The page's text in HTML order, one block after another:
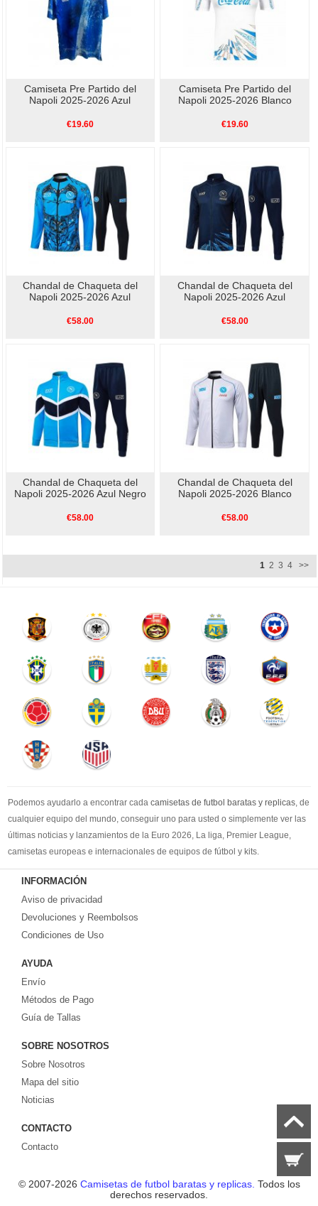
Camiseta Pre Partido del
Napoli 2025-2026 Azul
€19.60
Camiseta Pre Partido del
Napoli 2025-2026 Blanco
€19.60
Chandal de Chaqueta del
Napoli 2025-2026 Azul
€58.00
Chandal de Chaqueta del
Napoli 2025-2026 Azul
€58.00
Chandal de Chaqueta del
Napoli 2025-2026 Azul Negro
€58.00
Chandal de Chaqueta del
Napoli 2025-2026 Blanco
€58.00
1 2 3 4 >>
Podemos ayudarlo a encontrar cada camisetas de futbol baratas y replicas, de
cualquier equipo del mundo, conseguir uno para usted o simplemente ver las
últimas noticias y lanzamientos de la Euro 2026, La liga, Premier League,
camisetas europeas e internacionales de equipos de fútbol y kits.
Comprecamisetas de futbol baratasen la tienda deportiva más grande de
Europa. ¡Grandes ofertas en todas las camisetas del club de fútbol, ​​kits
europeos e internacionales, todo a los precios más bajos!
Compre nuestra gran selección de
equipaciones, camisetas y un portero a partir de €17.6. Diseños de fútbol
INFORMACIÓN
Aviso de privacidad
Devoluciones y Reembolsos
Condiciones de Uso
AYUDA
Envío
Métodos de Pago
Guía de Tallas
SOBRE NOSOTROS
Sobre Nosotros
Mapa del sitio
Noticias
CONTACTO
Contacto
© 2007-2026 Camisetas de futbol baratas y replicas. Todos los
derechos reservados.